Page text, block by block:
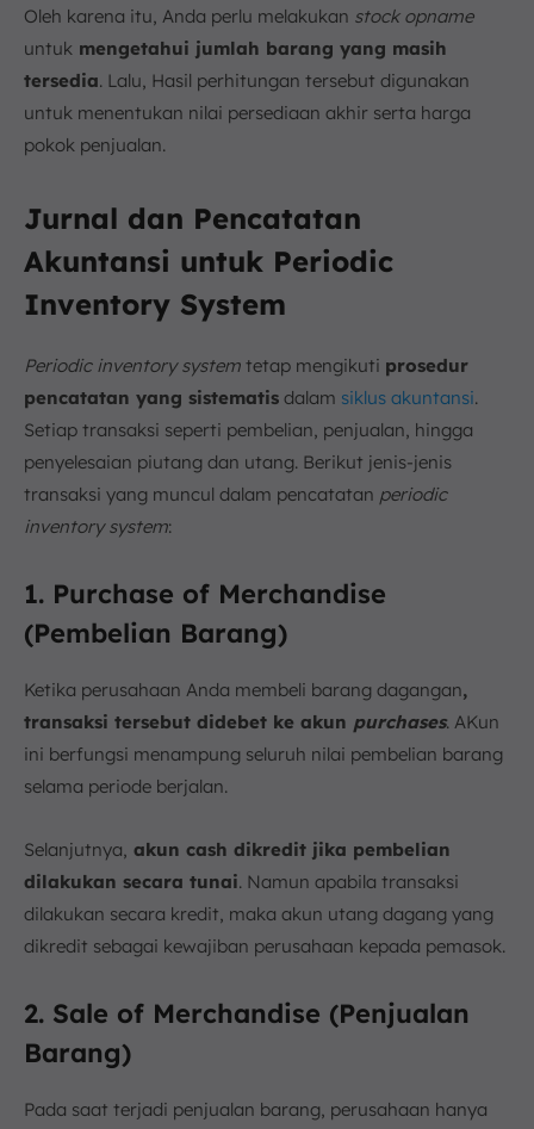
Oleh karena itu, Anda perlu melakukan stock opname
untuk mengetahui jumlah barang yang masih
tersedia. Lalu, Hasil perhitungan tersebut digunakan
untuk menentukan nilai persediaan akhir serta harga
pokok penjualan.
Jurnal dan Pencatatan
Akuntansi untuk Periodic
Inventory System
Periodic inventory system tetap mengikuti prosedur
pencatatan yang sistematis dalam siklus akuntansi.
Setiap transaksi seperti pembelian, penjualan, hingga
penyelesaian piutang dan utang. Berikut jenis-jenis
transaksi yang muncul dalam pencatatan periodic
inventory system:
1. Purchase of Merchandise
(Pembelian Barang)
Ketika perusahaan Anda membeli barang dagangan,
transaksi tersebut didebet ke akun purchases. AKun
ini berfungsi menampung seluruh nilai pembelian barang
selama periode berjalan.
Selanjutnya, akun cash dikredit jika pembelian
dilakukan secara tunai. Namun apabila transaksi
dilakukan secara kredit, maka akun utang dagang yang
dikredit sebagai kewajiban perusahaan kepada pemasok.
2. Sale of Merchandise (Penjualan
Barang)
Pada saat terjadi penjualan barang, perusahaan hanya